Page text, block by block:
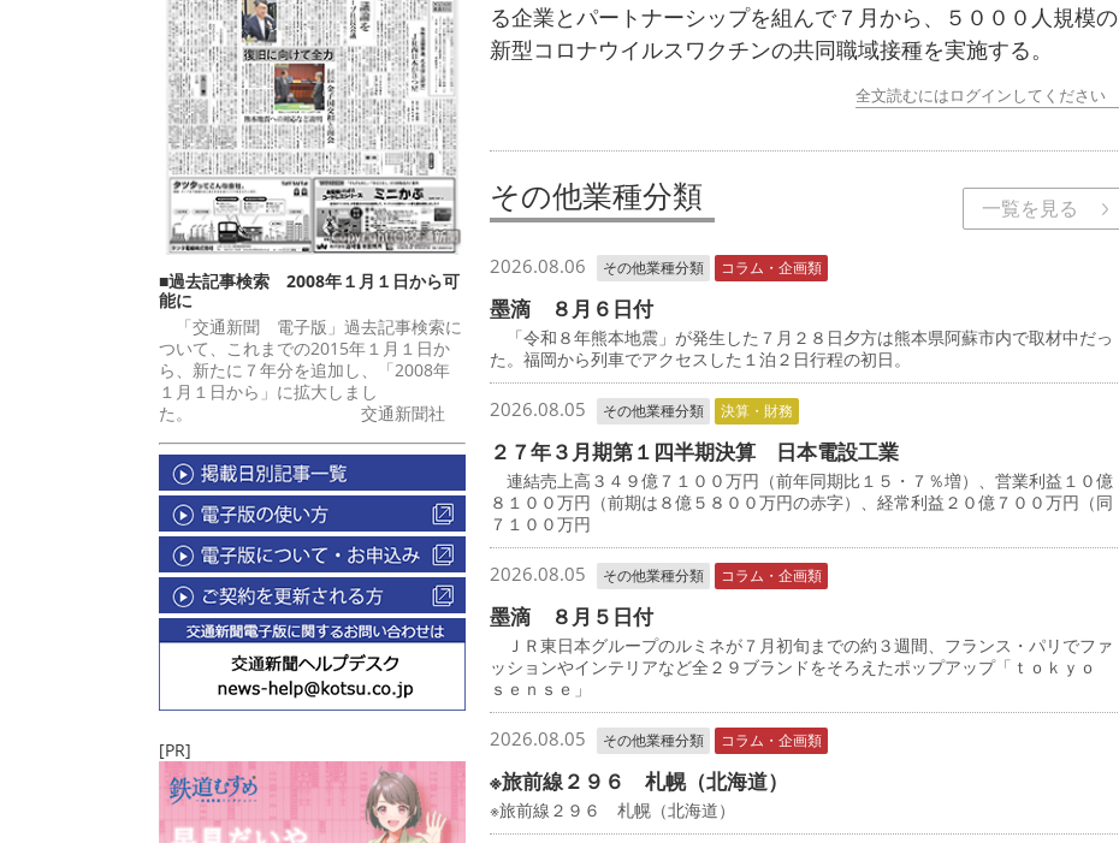
■過去記事検索 2008年１月１日から可
能に
「交通新聞 電子版」過去記事検索に
ついて、これまでの2015年１月１日か
ら、新たに７年分を追加し、「2008年
１月１日から」に拡大しまし
た。 交通新聞社
[PR]
る企業とパートナーシップを組んで７月から、５０００人規模の
新型コロナウイルスワクチンの共同職域接種を実施する。
全文読むにはログインしてください
その他業種分類 一覧を見る
2026.08.06 その他業種分類 コラム・企画類
墨滴 ８月６日付
「令和８年熊本地震」が発生した７月２８日夕方は熊本県阿蘇市内で取材中だっ
た。福岡から列車でアクセスした１泊２日行程の初日。
2026.08.05 その他業種分類 決算・財務
２７年３月期第１四半期決算 日本電設工業
連結売上高３４９億７１００万円（前年同期比１５・７％増）、営業利益１０億
８１００万円（前期は８億５８００万円の赤字）、経常利益２０億７００万円（同
７１００万円
2026.08.05 その他業種分類 コラム・企画類
墨滴 ８月５日付
ＪＲ東日本グループのルミネが７月初旬までの約３週間、フランス・パリでファ
ッションやインテリアなど全２９ブランドをそろえたポップアップ「ｔｏｋｙｏ
ｓｅｎｓｅ」
2026.08.05 その他業種分類 コラム・企画類
※旅前線２９６ 札幌（北海道）
※旅前線２９６ 札幌（北海道）